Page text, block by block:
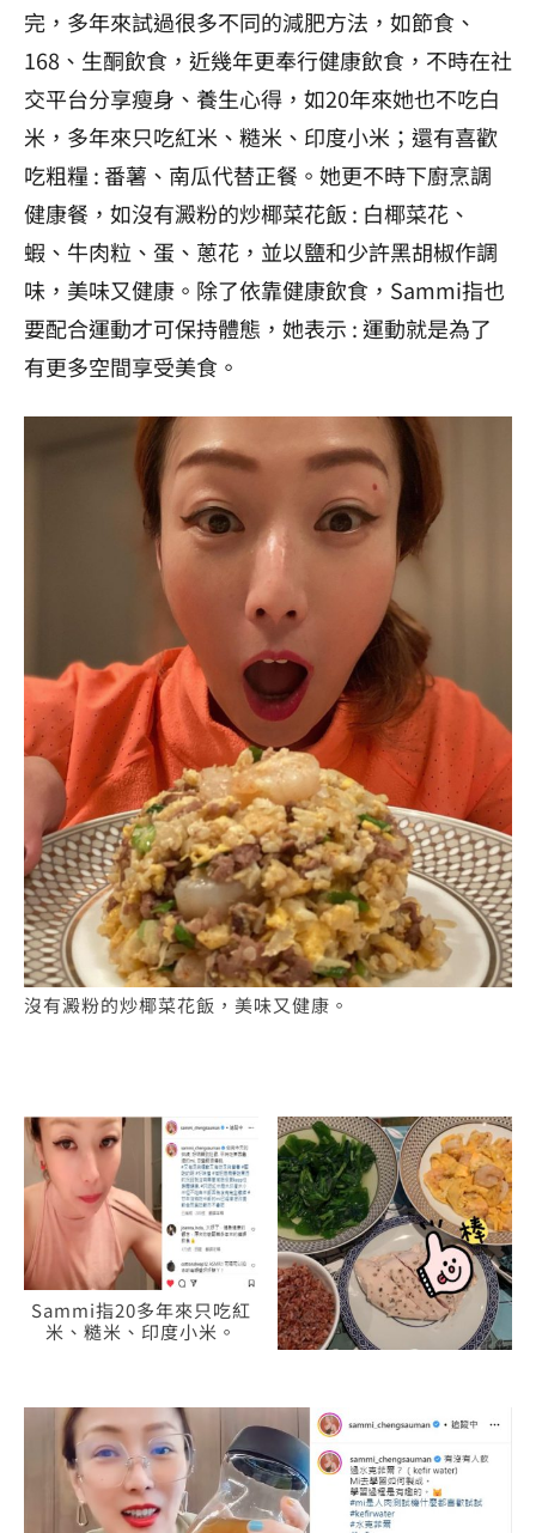
完，多年來試過很多不同的減肥方法，如節食、
168、生酮飲食，近幾年更奉行健康飲食，不時在社
交平台分享瘦身、養生心得，如20年來她也不吃白
米，多年來只吃紅米、糙米、印度小米；還有喜歡
吃粗糧 : 番薯、南瓜代替正餐。她更不時下廚烹調
健康餐，如沒有澱粉的炒椰菜花飯 : 白椰菜花、
蝦、牛肉粒、蛋、蔥花，並以鹽和少許黑胡椒作調
味， 美味又健康。除了依靠健康飲食，Sammi指也
要配合運動才可保持體態，她表示 : 運動就是為了
有更多空間享受美食。
沒有澱粉的炒椰菜花飯，美味又健康。
Sammi指20多年來只吃紅
米、糙米、印度小米。